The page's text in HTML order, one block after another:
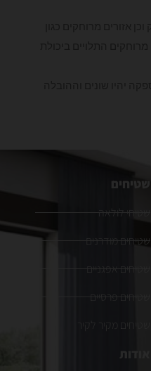
שטיחים
שטיחי לולאה
שטיחים מודרנים
שטיחים אפגניים
שטיחים פרסיים
שטיחים מקיר לקיר
אודות